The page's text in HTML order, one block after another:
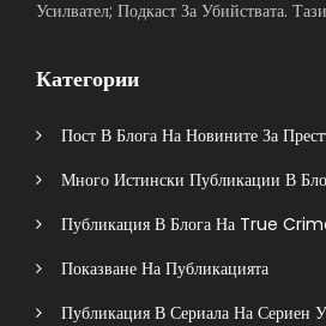
Усилвател; Подкаст За Убийствата.
Категории
Пост В Блога На Новините За
Много Истински Публикации В
Публикация В Блога На True
Показване На Публикацията
Публикация В Сериала На Сериен